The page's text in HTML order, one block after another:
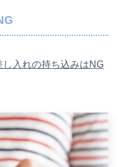
入れの持ち込みはNG